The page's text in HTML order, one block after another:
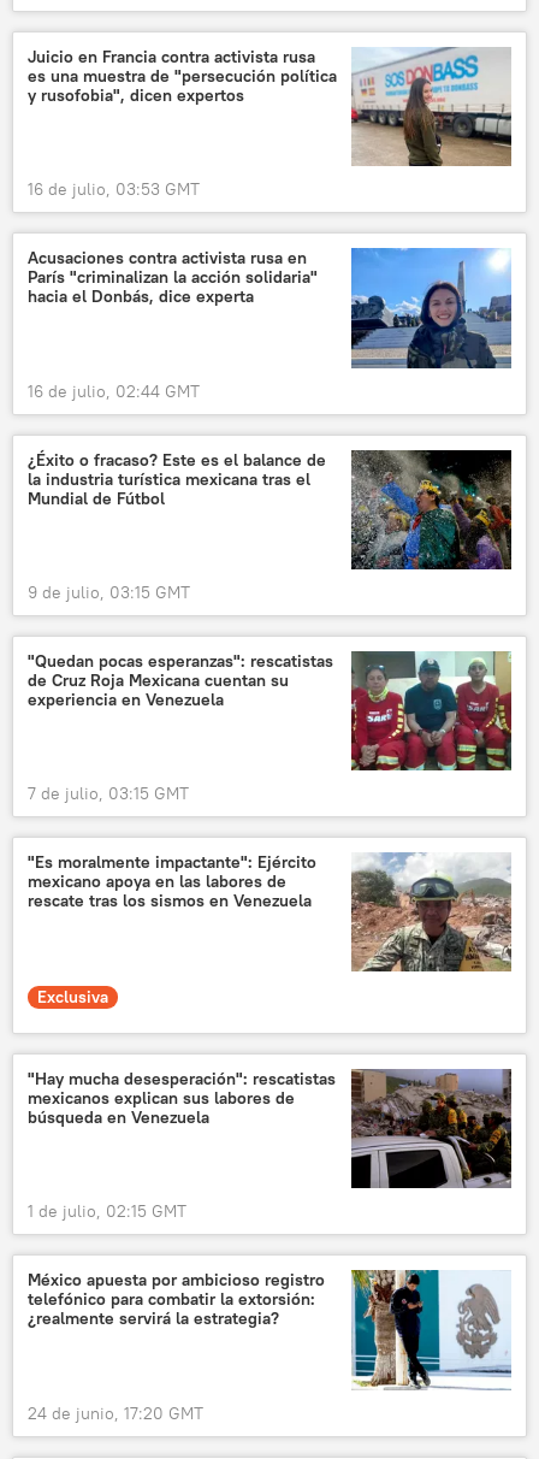
Juicio en Francia contra activista rusa
es una muestra de "persecución política
y rusofobia", dicen expertos
16 de julio, 03:53 GMT
Acusaciones contra activista rusa en
París "criminalizan la acción solidaria"
hacia el Donbás, dice experta
16 de julio, 02:44 GMT
¿Éxito o fracaso? Este es el balance de
la industria turística mexicana tras el
Mundial de Fútbol
9 de julio, 03:15 GMT
"Quedan pocas esperanzas": rescatistas
de Cruz Roja Mexicana cuentan su
experiencia en Venezuela
7 de julio, 03:15 GMT
"Es moralmente impactante": Ejército
mexicano apoya en las labores de
rescate tras los sismos en Venezuela
Exclusiva
"Hay mucha desesperación": rescatistas
mexicanos explican sus labores de
búsqueda en Venezuela
1 de julio, 02:15 GMT
México apuesta por ambicioso registro
telefónico para combatir la extorsión:
¿realmente servirá la estrategia?
24 de junio, 17:20 GMT